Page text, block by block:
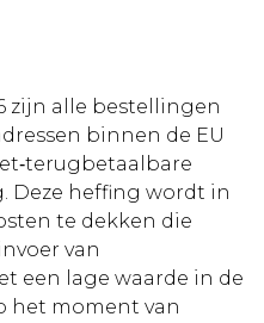
zijn alle bestellingen
binnen de EU
Deze heffing wordt in
te dekken die
van
een lage waarde in de
het moment van